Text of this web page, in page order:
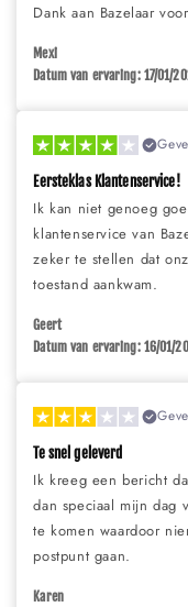
Dank aan Bazelaar
Mexi
Datum van ervaring: 17/01/
Eersteklas Klantenservice!
Ik kan niet genoeg
klantenservice van
zeker te stellen dat
toestand aankwam.
Geert
Datum van ervaring: 16/01/
Te snel geleverd
Ik kreeg een bericht
dan speciaal mijn dag
te komen waardoor
postpunt gaan.
Karen